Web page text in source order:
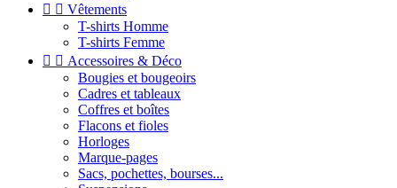
  Vêtements
T-shirts Homme
T-shirts Femme
  Accessoires & Déco
Bougies et bougeoirs
Cadres et tableaux
Coffres et boîtes
Flacons et fioles
Horloges
Marque-pages
Sacs, pochettes, bourses...